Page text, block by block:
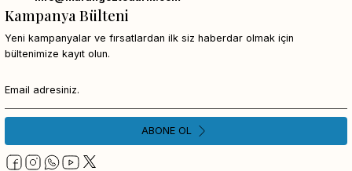
Kampanya Bülteni
Yeni kampanyalar ve fırsatlardan ilk siz haberdar olmak için
bültenimize kayıt olun.
ABONE OL